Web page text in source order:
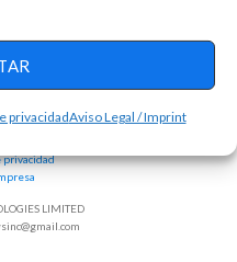
privacidadAviso Legal / Imprint
privacidad
LIMITED